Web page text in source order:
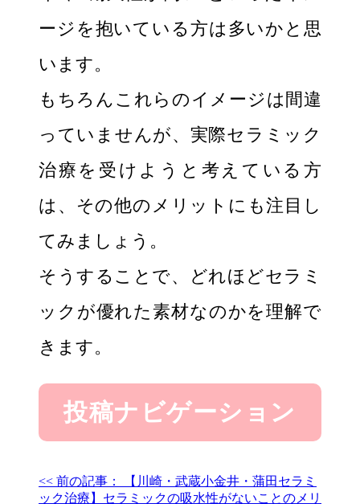
ージを抱いている方は多いかと思
います。
もちろんこれらのイメージは間違
っていませんが、実際セラミック
治療を受けようと考えている方
は、その他のメリットにも注目し
てみましょう。
そうすることで、どれほどセラミ
ックが優れた素材なのかを理解で
きます。
投稿ナビゲーション
<< 前の記事：
【川崎・武蔵小金井・蒲田セラミ
ック治療】セラミックの吸水性がないことのメリ